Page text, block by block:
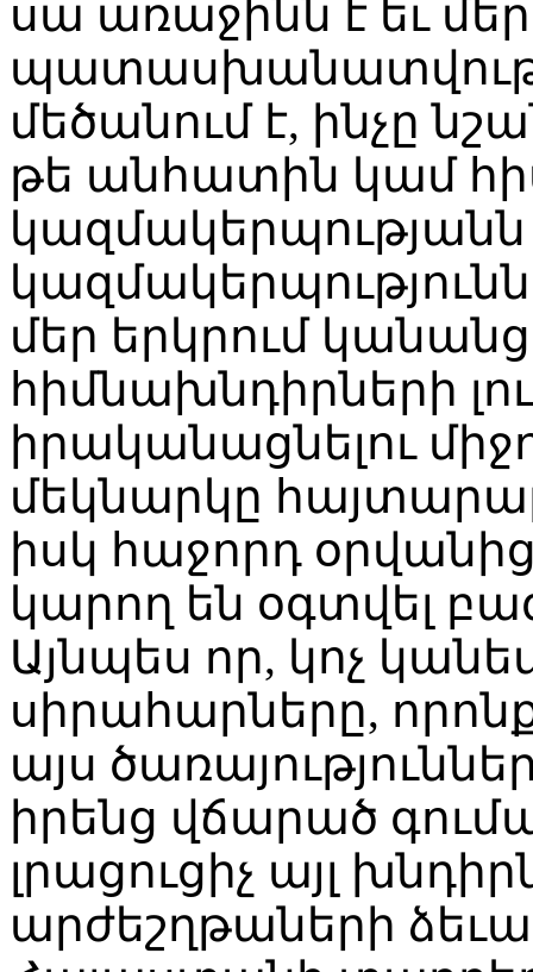
սա առաջինն է եւ մեր
մեծանում է, ինչը
թե անհատին կամ
կազմակերպությանն
կազմակերպությունն
մեր երկրում
հիմնախնդիրների
իրականացնելու
մեկնարկը
իսկ հաջորդ
կարող են օգտվել
Այնպես որ, կոչ
սիրահարները,
այս
իրենց վճարած
լրացուցիչ այլ
արժեշղթաների